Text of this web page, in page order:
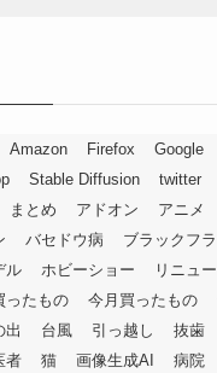
Amazon Firefox Google
Stable Diffusion twitter
まとめ アドオン アニメ
バセドウ病
ブラックフ
ル ホビーショー
リニュ
ったもの 今月買ったもの
出 台風 引っ越し 抜歯
者 猫 画像生成AI 病院